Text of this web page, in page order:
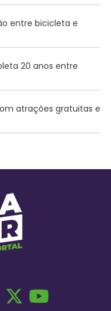
entre bicicleta e
20 anos entre
atrações gratuitas e